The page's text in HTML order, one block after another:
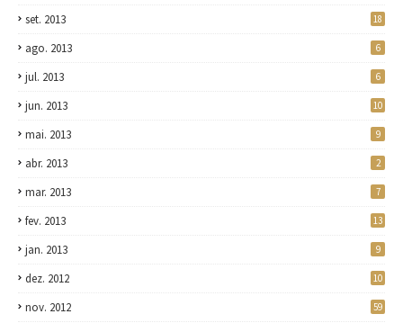
set. 2013 18
ago. 2013 6
jul. 2013 6
jun. 2013 10
mai. 2013 9
abr. 2013 2
mar. 2013 7
fev. 2013 13
jan. 2013 9
dez. 2012 10
nov. 2012 59